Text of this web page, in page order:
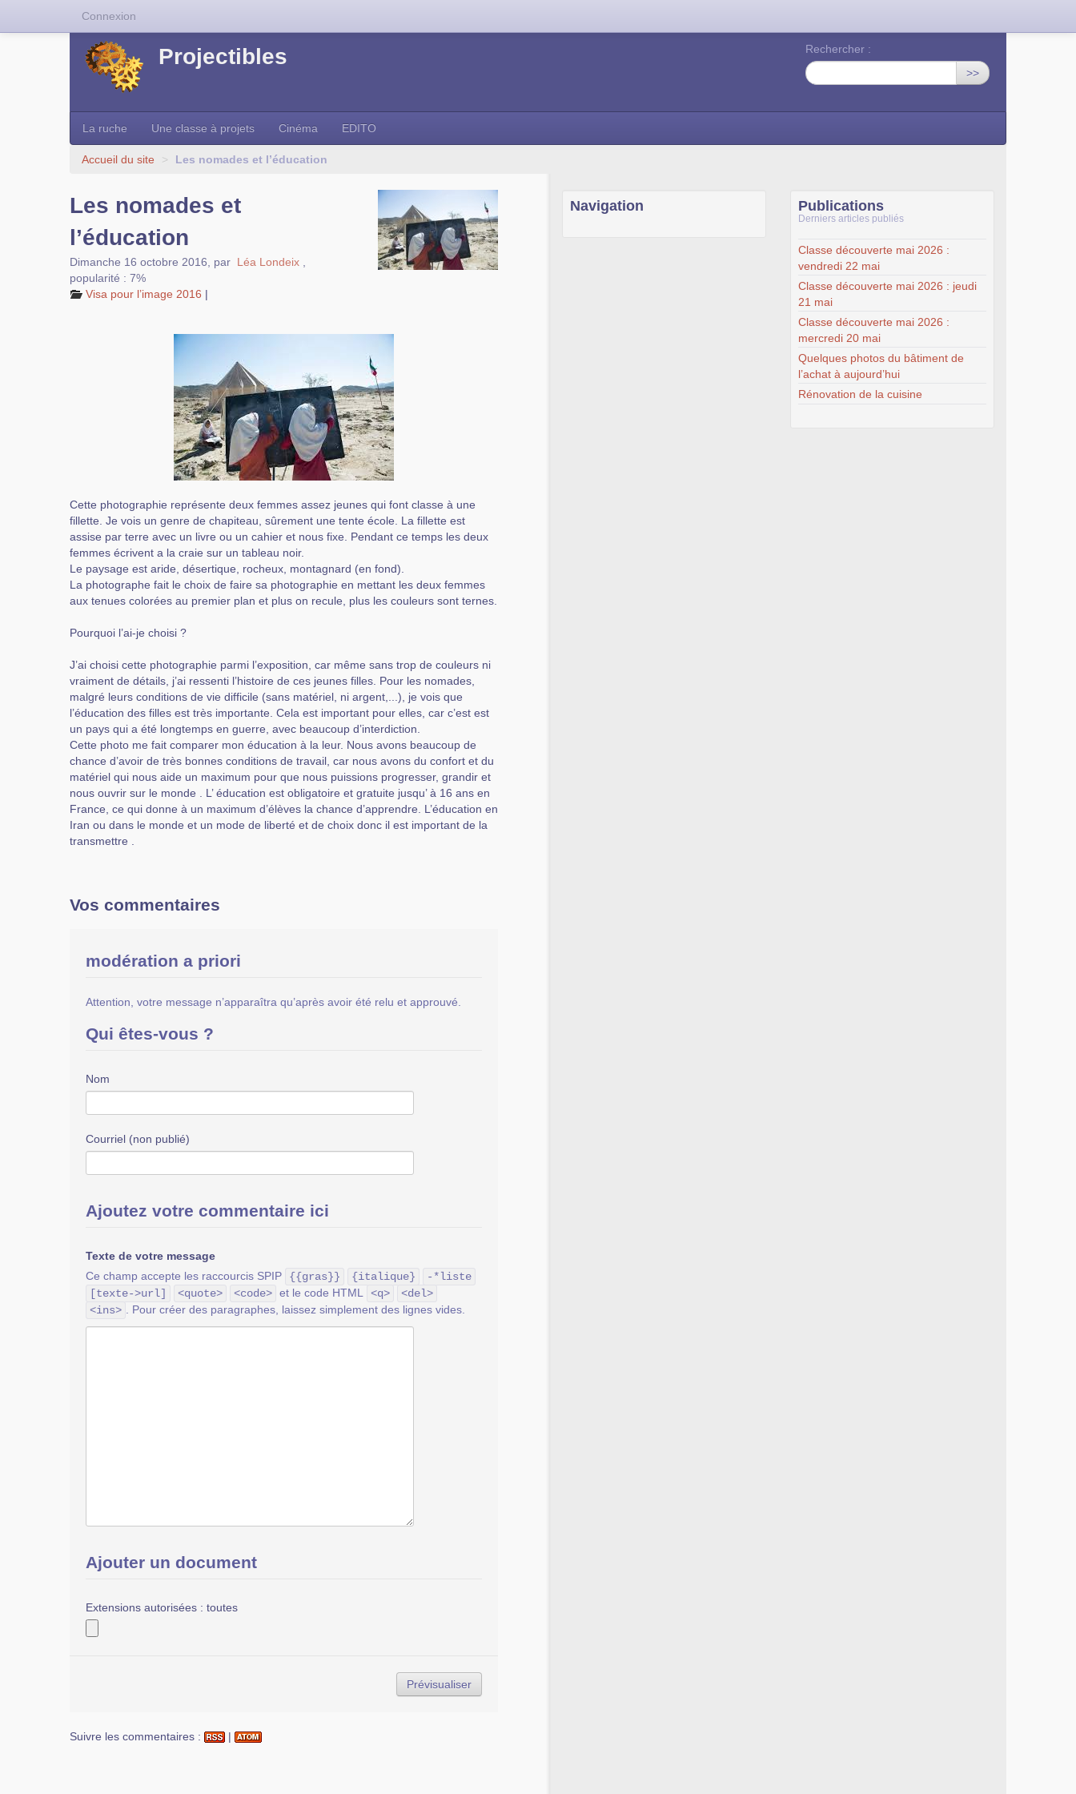
Projectibles
Rechercher :
>>
La ruche Une classe à projets Cinéma EDITO
Accueil du site > Les nomades et l’éducation
Les nomades et
l’éducation
Dimanche 16 octobre 2016 par Léa Londeix
popularité : 7%
Visa pour l’image 2016 |
Cette photographie représente deux femmes assez jeunes qui font classe à une
fillette. Je vois un genre de chapiteau, sûrement une tente école. La fillette est
assise par terre avec un livre ou un cahier et nous fixe. Pendant ce temps les deux
femmes écrivent a la craie sur un tableau noir.
Le paysage est aride, désertique, rocheux, montagnard (en fond).
La photographe fait le choix de faire sa photographie en mettant les deux femmes
aux tenues colorées au premier plan et plus on recule, plus les couleurs sont ternes.
Pourquoi l’ai-je choisi ?
J’ai choisi cette photographie parmi l’exposition, car même sans trop de couleurs ni
vraiment de détails, j’ai ressenti l’histoire de ces jeunes filles. Pour les nomades,
malgré leurs conditions de vie difficile (sans matériel, ni argent,...), je vois que
l’éducation des filles est très importante. Cela est important pour elles, car c’est est
un pays qui a été longtemps en guerre, avec beaucoup d’interdiction.
Cette photo me fait comparer mon éducation à la leur. Nous avons beaucoup de
chance d’avoir de très bonnes conditions de travail, car nous avons du confort et du
matériel qui nous aide un maximum pour que nous puissions progresser, grandir et
nous ouvrir sur le monde . L’ éducation est obligatoire et gratuite jusqu’ à 16 ans en
France, ce qui donne à un maximum d’élèves la chance d’apprendre. L’éducation en
Iran ou dans le monde et un mode de liberté et de choix donc il est important de la
transmettre .
Vos commentaires
modération a priori
Attention, votre message n’apparaîtra qu’après avoir été relu et approuvé.
Qui êtes-vous ?
Nom
Courriel (non publié)
Ajoutez votre commentaire ici
Texte de votre message
Ce champ accepte les raccourcis SPIP
{{gras}} {italique}
-*liste
[texte->url]
<quote> <code> et le code HTML <q>
<del>
<ins>
. Pour créer des paragraphes, laissez simplement des lignes vides.
Ajouter un document
Extensions autorisées : toutes
Suivre les commentaires : |
Navigation Publications
Derniers articles publiés
Classe découverte mai 2026 :
vendredi 22 mai
Classe découverte mai 2026 : jeudi
21 mai
Classe découverte mai 2026 :
mercredi 20 mai
Quelques photos du bâtiment de
l’achat à aujourd’hui
Rénovation de la cuisine
Connexion